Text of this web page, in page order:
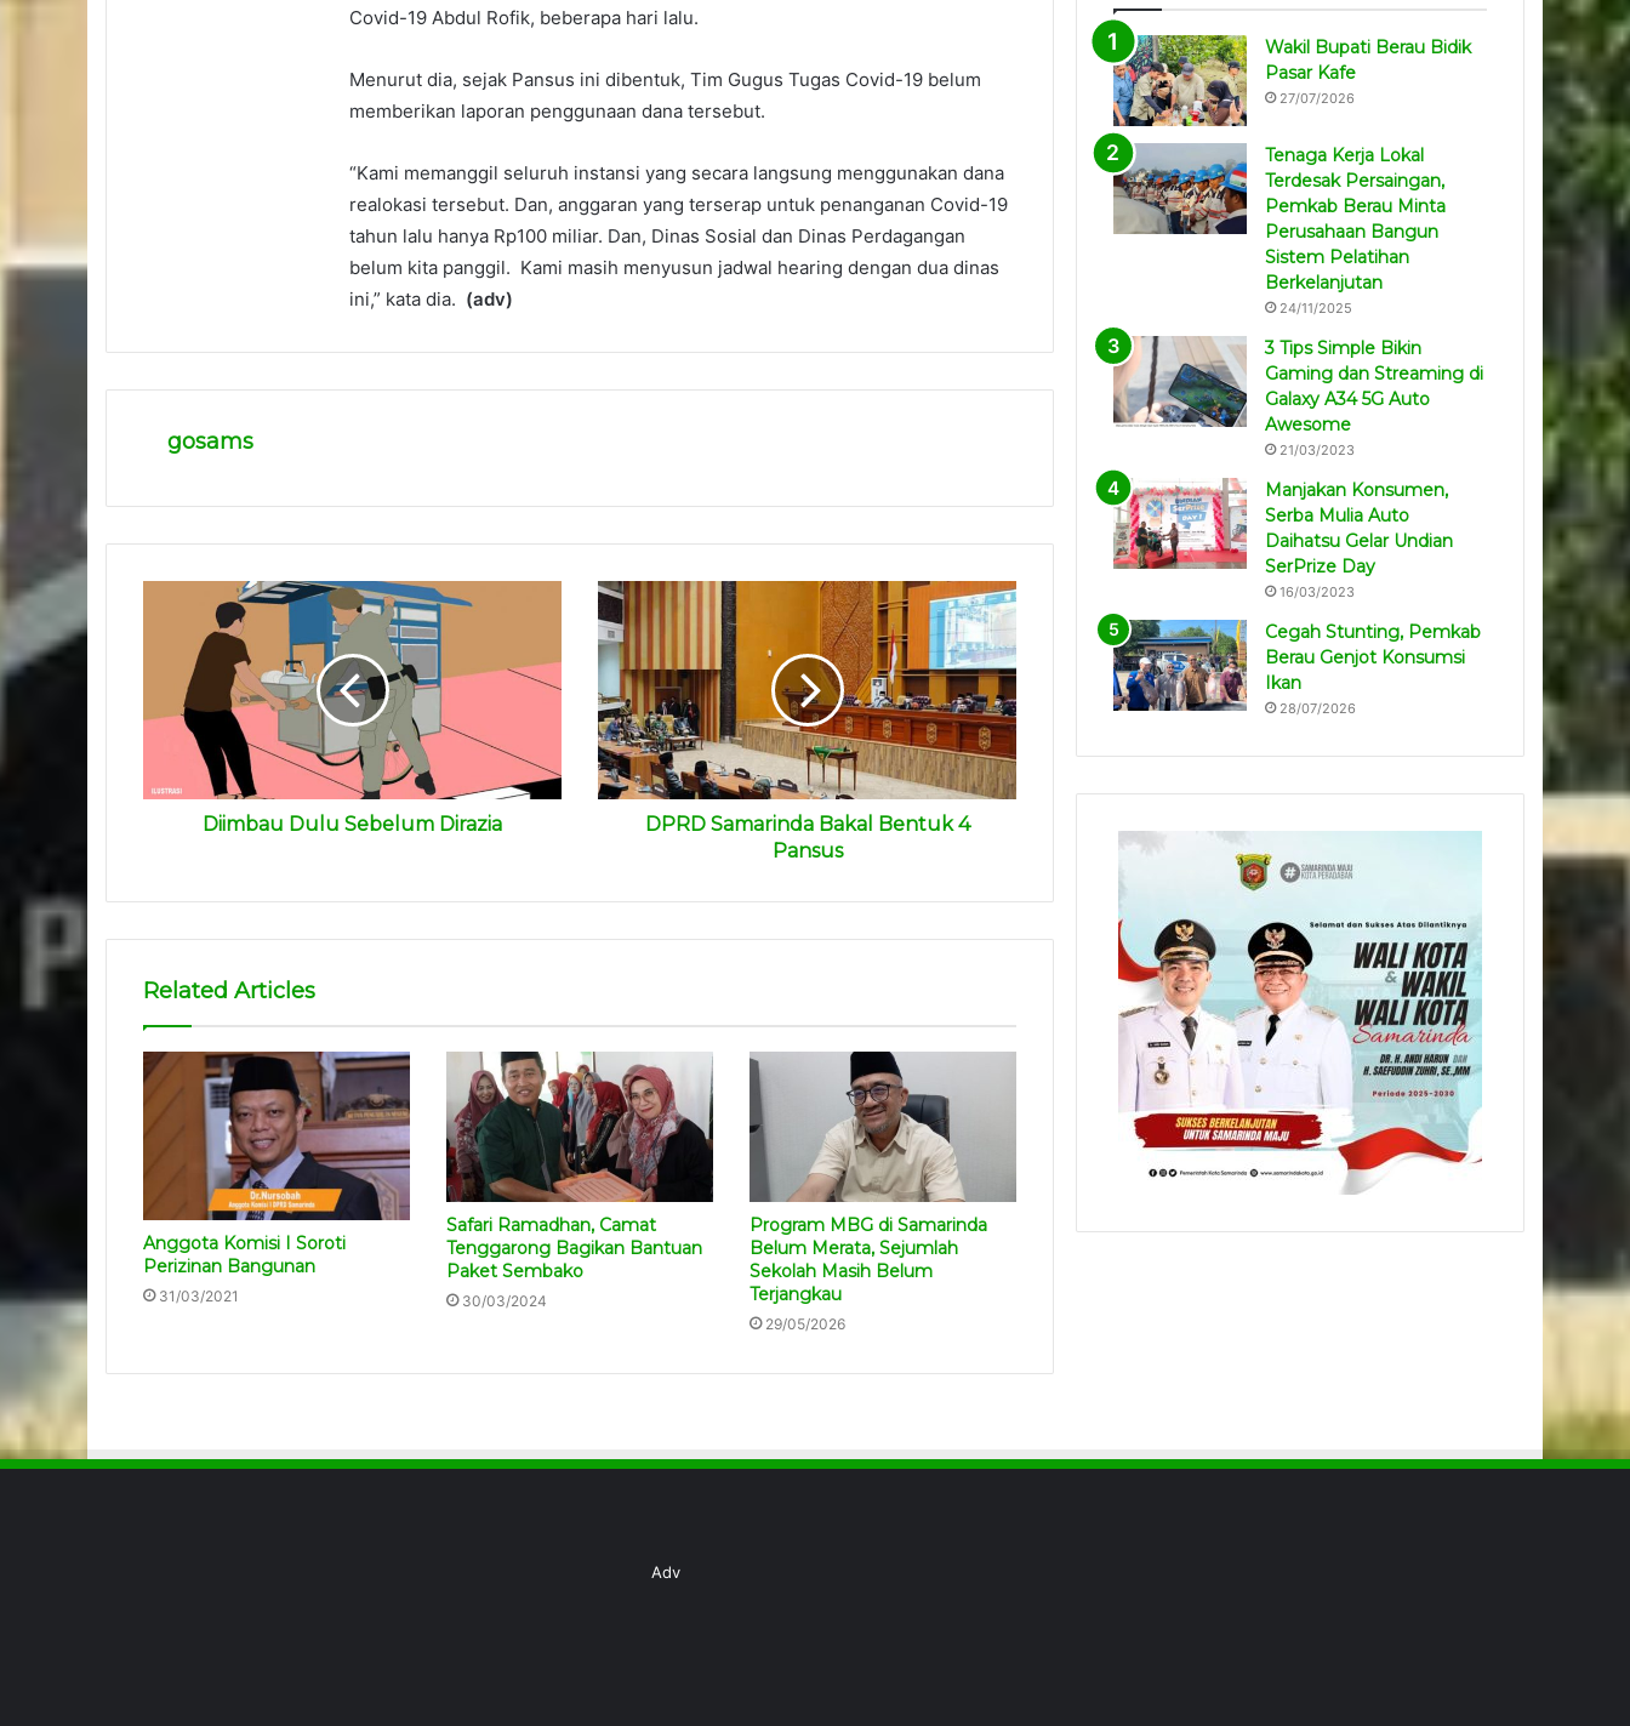
Covid-19 Abdul Rofik, beberapa hari lalu.
Menurut dia, sejak Pansus ini dibentuk, Tim Gugus Tugas Covid-19 belum
memberikan laporan penggunaan dana tersebut.
“Kami memanggil seluruh instansi yang secara langsung menggunakan dana
realokasi tersebut. Dan, anggaran yang terserap untuk penanganan Covid-19
tahun lalu hanya Rp100 miliar. Dan, Dinas Sosial dan Dinas Perdagangan
belum kita panggil. Kami masih menyusun jadwal hearing dengan dua dinas
ini,” kata dia. (adv)
gosams
Diimbau Dulu Sebelum Dirazia
DPRD Samarinda Bakal Bentuk 4
Pansus
Related Articles
Anggota Komisi I Soroti
Perizinan Bangunan
31/03/2021
Safari Ramadhan, Camat
Tenggarong Bagikan Bantuan
Paket Sembako
30/03/2024
Program MBG di Samarinda
Belum Merata, Sejumlah
Sekolah Masih Belum
Terjangkau
29/05/2026
Wakil Bupati Berau Bidik
Pasar Kafe
27/07/2026
Tenaga Kerja Lokal
Terdesak Persaingan,
Pemkab Berau Minta
Perusahaan Bangun
Sistem Pelatihan
Berkelanjutan
24/11/2025
3 Tips Simple Bikin
Gaming dan Streaming di
Galaxy A34 5G Auto
Awesome
21/03/2023
Manjakan Konsumen,
Serba Mulia Auto
Daihatsu Gelar Undian
SerPrize Day
16/03/2023
Cegah Stunting, Pemkab
Berau Genjot Konsumsi
Ikan
28/07/2026
Adv